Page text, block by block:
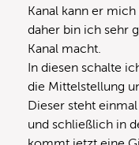
Kanal kann er
daher bin ich sehr
Kanal macht.
In diesen schalte
die Mittelstellung
Dieser steht
und schließlich in